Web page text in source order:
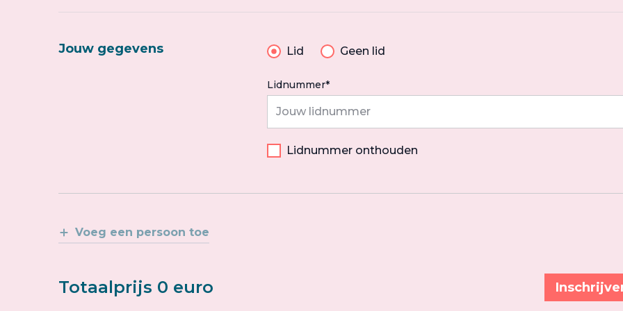
Jouw gegevens Lid Geen lid
Lidnummer*
Lidnummer onthouden
Voeg een persoon toe
Totaalprijs 0 euro